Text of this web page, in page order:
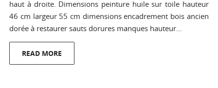
haut à droite. Dimensions peinture huile sur toile hauteur
46 cm largeur 55 cm dimensions encadrement bois ancien
dorée à restaurer sauts dorures manques hauteur…
READ MORE